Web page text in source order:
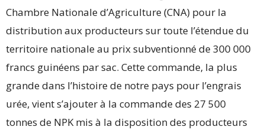
Chambre Nationale d’Agriculture (CNA) pour la
distribution aux producteurs sur toute l’étendue du
territoire nationale au prix subventionné de 300 000
francs guinéens par sac. Cette commande, la plus
grande dans l’histoire de notre pays pour l’engrais
urée, vient s’ajouter à la commande des 27 500
tonnes de NPK mis à la disposition des producteurs